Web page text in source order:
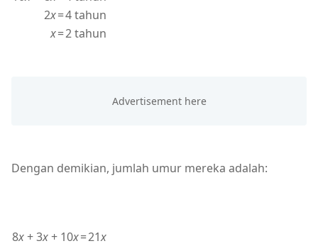
2x=4 tahun
x=2 tahun
Dengan demikian, jumlah umur mereka adalah:
8x+ 3x+ 10x=21x